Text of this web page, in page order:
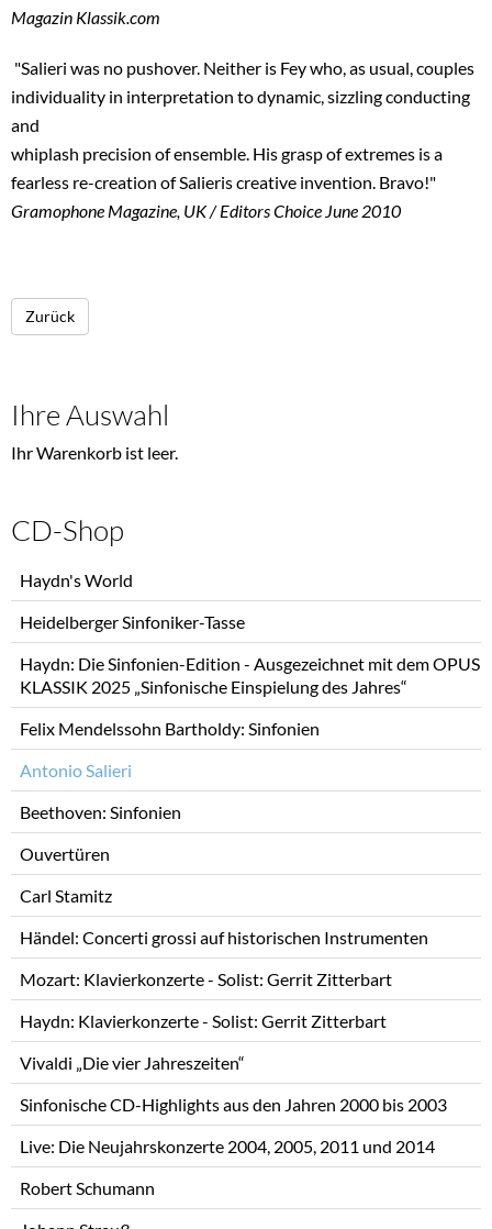
Magazin Klassik.com
"Salieri was no pushover. Neither is Fey who, as usual, couples
individuality in interpretation to dynamic, sizzling conducting
and
whiplash precision of ensemble. His grasp of extremes is a
fearless re-creation of Salieris creative invention. Bravo!"
Gramophone Magazine, UK / Editors Choice June 2010
Zurück
Ihre Auswahl
Ihr Warenkorb ist leer.
CD-Shop
überspringen
Haydn's World
Heidelberger Sinfoniker-Tasse
Haydn: Die Sinfonien-Edition - Ausgezeichnet mit dem OPUS
KLASSIK 2025 „Sinfonische Einspielung des Jahres“
Felix Mendelssohn Bartholdy: Sinfonien
Antonio Salieri
Beethoven: Sinfonien
Ouvertüren
Carl Stamitz
Händel: Concerti grossi auf historischen Instrumenten
Mozart: Klavierkonzerte - Solist: Gerrit Zitterbart
Haydn: Klavierkonzerte - Solist: Gerrit Zitterbart
Vivaldi „Die vier Jahreszeiten“
Sinfonische CD-Highlights aus den Jahren 2000 bis 2003
Live: Die Neujahrskonzerte 2004, 2005, 2011 und 2014
Robert Schumann